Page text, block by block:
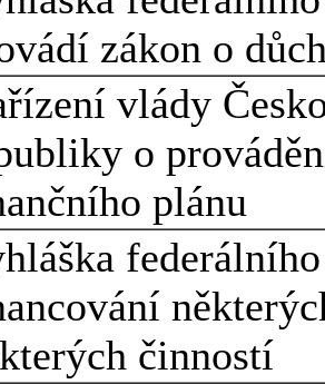
zákon o
vlády
o
plánu
činností